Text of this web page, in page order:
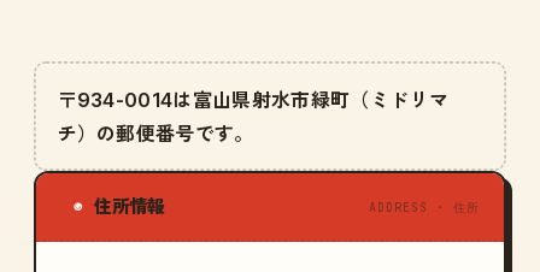
〒934-0014は富山県射水市緑町（ミドリマ
チ）の郵便番号です。
◉ 住所情報 ADDRESS · 住所